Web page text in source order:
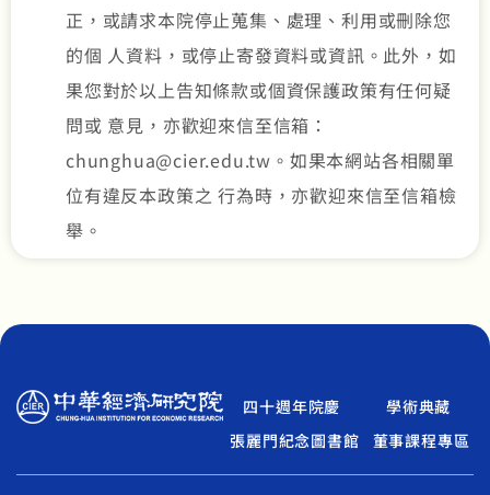
正，或請求本院停止蒐集、處理、利用或刪除您
的個 人資料，或停止寄發資料或資訊。此外，如
果您對於以上告知條款或個資保護政策有任何疑
問或 意見，亦歡迎來信至信箱：
chunghua@cier.edu.tw。如果本網站各相關單
位有違反本政策之 行為時，亦歡迎來信至信箱檢
舉。
四十週年院慶
學術典藏
張麗門紀念圖書館
董事課程專區